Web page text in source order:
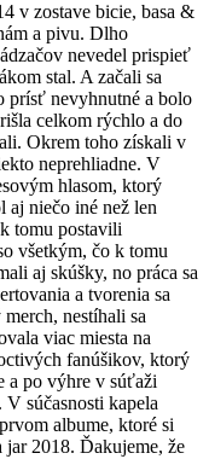
v zostave bicie, basa &
a pivu. Dlho
nevedel prispieť
stal. A začali sa
prísť nevyhnutné a bolo
celkom rýchlo a do
Okrem toho získali v
neprehliadne. V
hlasom, ktorý
aj niečo iné než len
tomu postavili
všetkým, čo k tomu
aj skúšky, no práca sa
a tvorenia sa
nestíhali sa
viac miesta na
fanúšikov, ktorý
a po výhre v súťaži
V súčasnosti kapela
albume, ktoré si
jar 2018. Ďakujeme, že